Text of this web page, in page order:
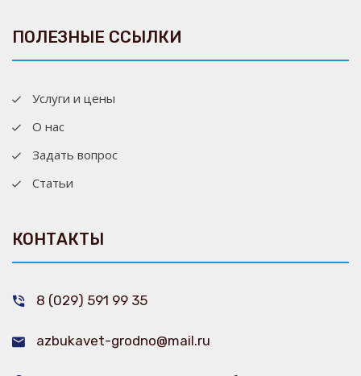
ПОЛЕЗНЫЕ ССЫЛКИ
Услуги и цены
О нас
Задать вопрос
Статьи
КОНТАКТЫ
8 (029) 591 99 35
azbukavet-grodno@mail.ru